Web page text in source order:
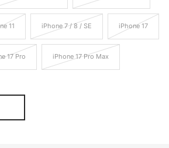
11 iPhone 7 / 8 / SE iPhone 17
17 Pro iPhone 17 Pro Max